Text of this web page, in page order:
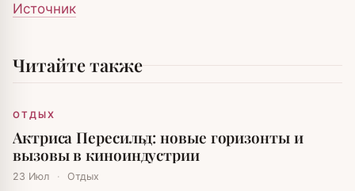
Источник
Читайте также
ОТДЫХ
Актриса Пересильд: новые горизонты и
вызовы в киноиндустрии
23 Июл · Отдых